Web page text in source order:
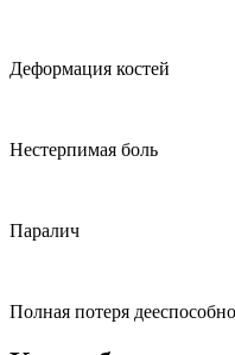
Деформация костей
Нестерпимая боль
Паралич
Полная потеря